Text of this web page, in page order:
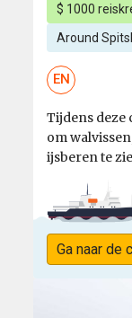
$ 1000
Around
EN
Tijdens deze
om
ijsberen te
Ga naar de